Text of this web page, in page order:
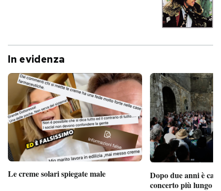
In evidenza
Le creme solari spiegate male
Dopo due anni è
concerto più lungo